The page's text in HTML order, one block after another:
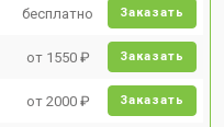
бесплатно Заказать
от 1550 ₽ Заказать
от 2000 ₽ Заказать